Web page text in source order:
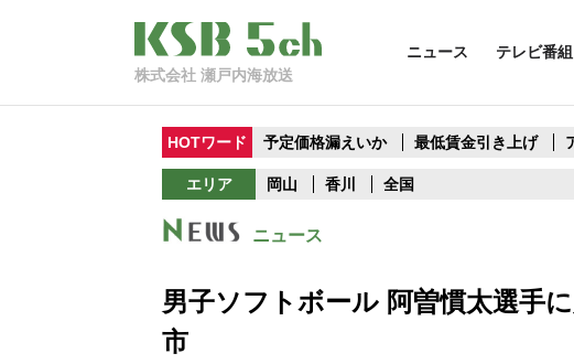
株式会社 瀬戸内海放送
ニュース テレビ番組
HOTワード 予定価格漏えいか 最低賃金引き上げ
エリア 岡山 香川 全国
ニュース
男子ソフトボール 阿曽慣太選手
市